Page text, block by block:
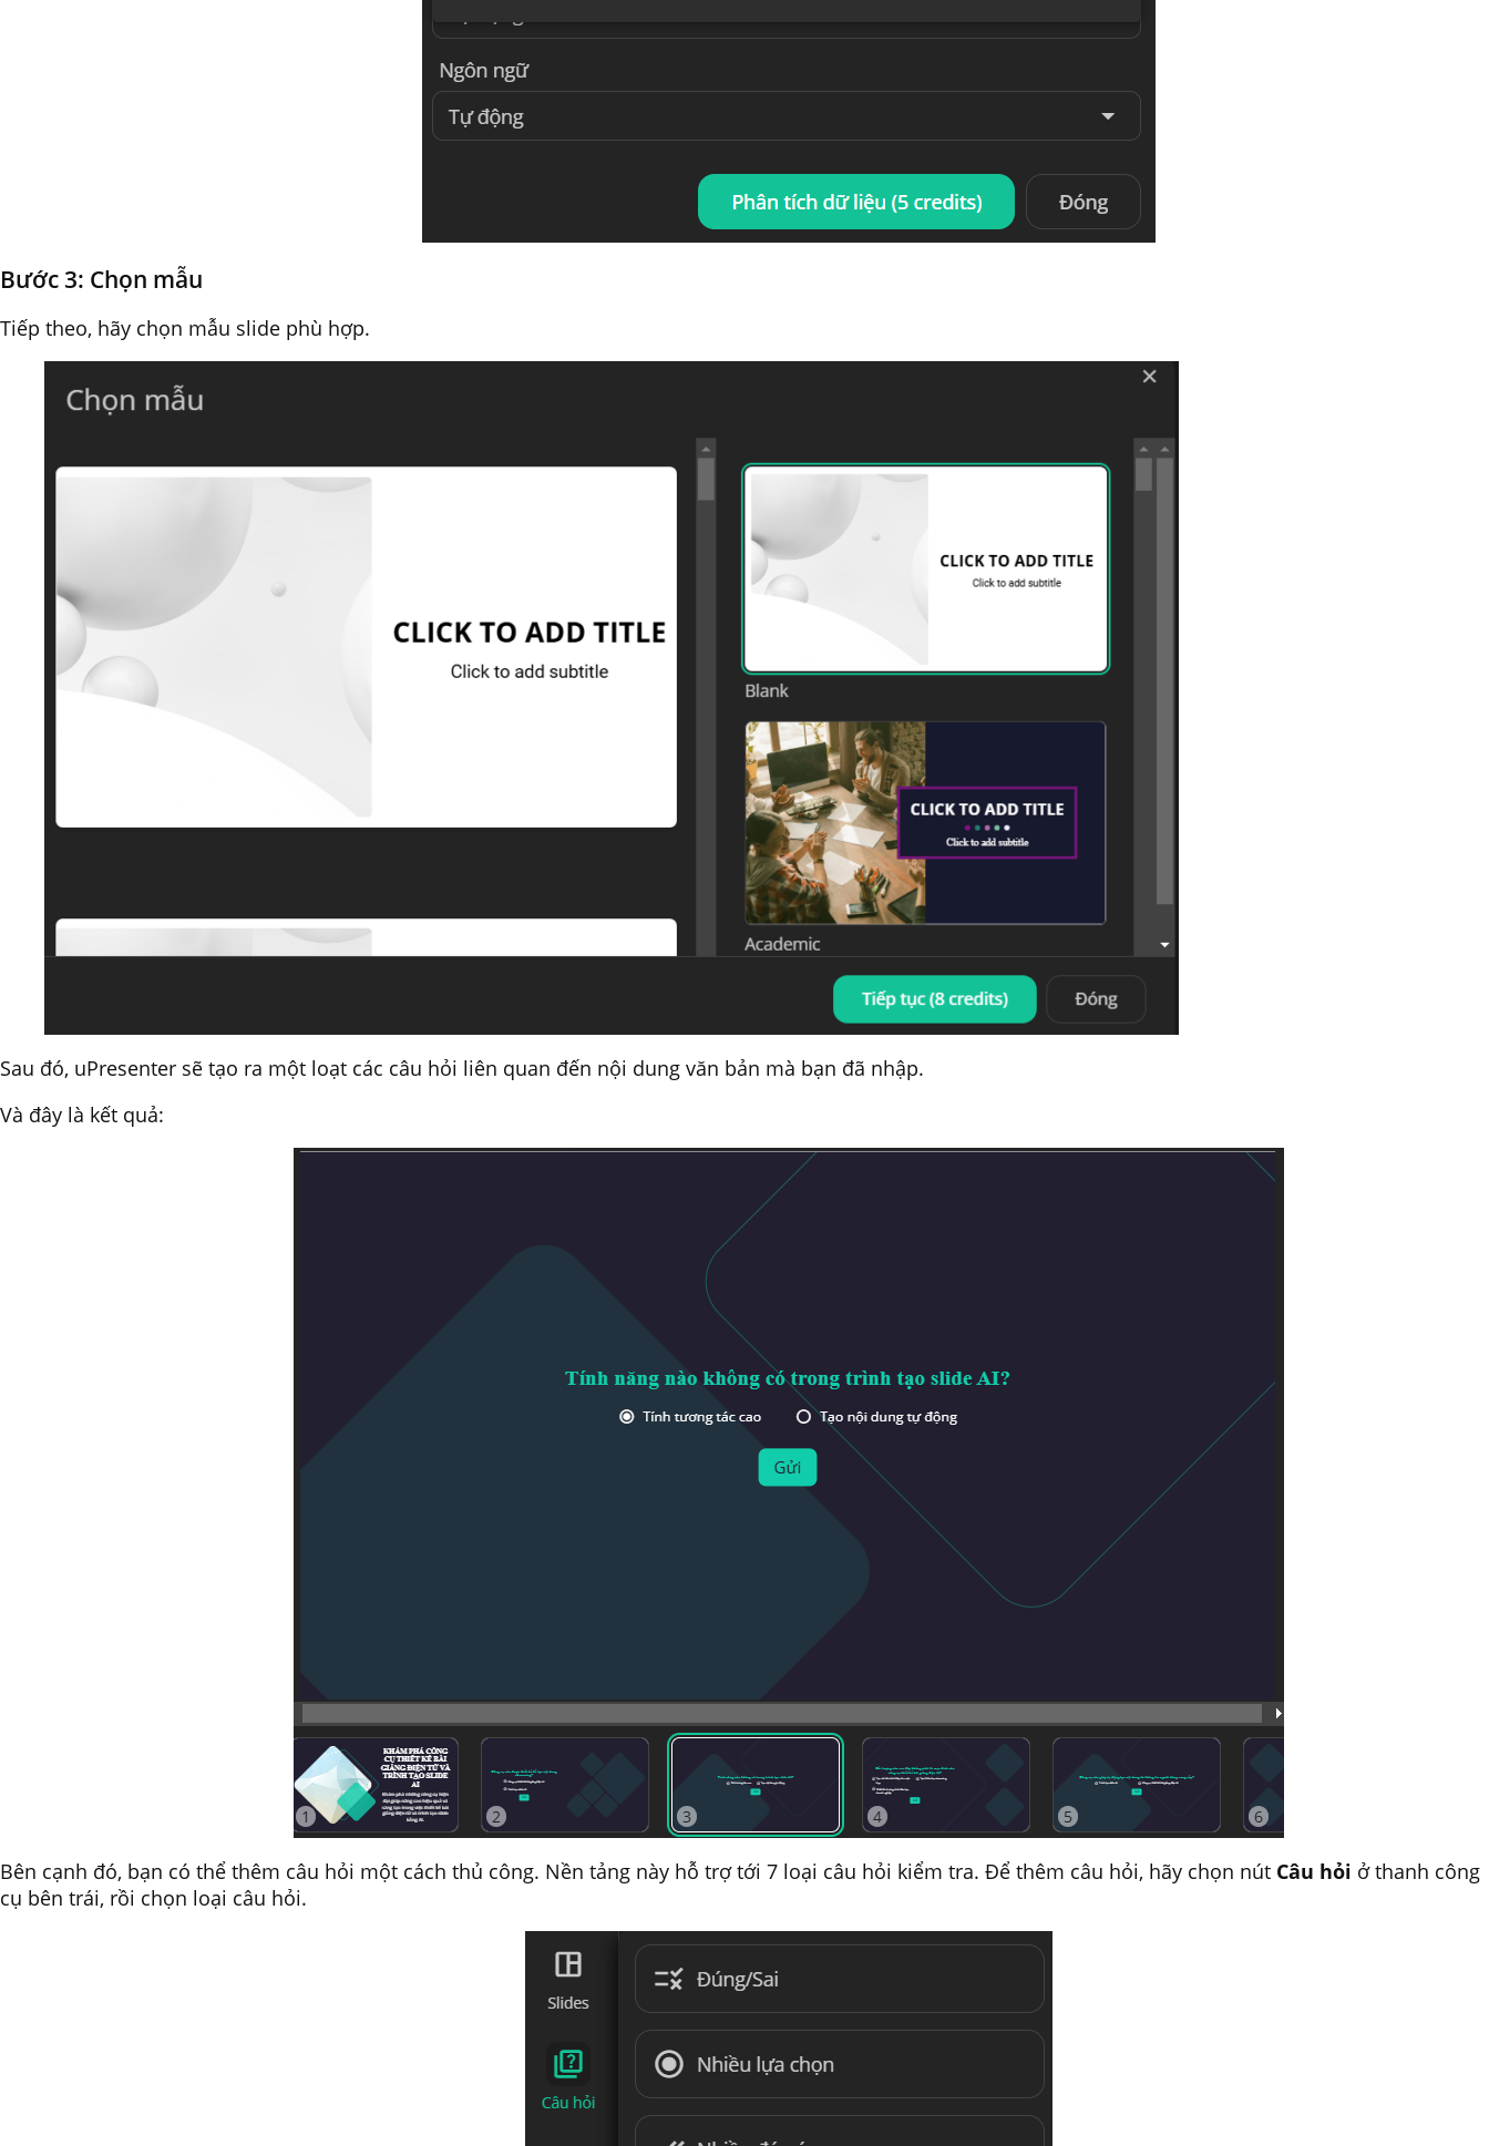
Bước 3: Chọn mẫu
Tiếp theo, hãy chọn mẫu slide phù hợp.
Sau đó, uPresenter sẽ tạo ra một loạt các câu hỏi liên quan đến nội dung văn bản mà bạn đã nhập.
Và đây là kết quả:
Bên cạnh đó, bạn có thể thêm câu hỏi một cách thủ công. Nền tảng này hỗ trợ tới 7 loại câu hỏi kiểm tra. Để thêm câu hỏi, hãy chọn nút Câu hỏi ở thanh công
cụ bên trái, rồi chọn loại câu hỏi.